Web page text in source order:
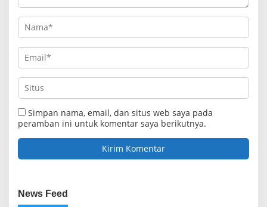
Simpan nama, email, dan situs web saya pada
peramban ini untuk komentar saya berikutnya.
News Feed